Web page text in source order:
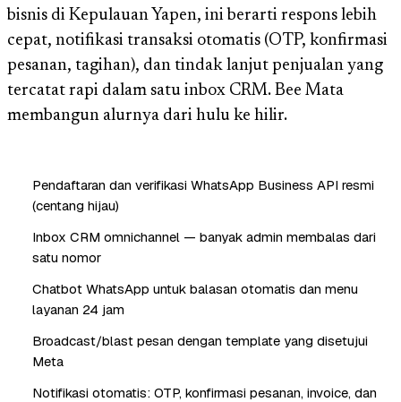
bisnis di Kepulauan Yapen, ini berarti respons lebih
cepat, notifikasi transaksi otomatis (OTP, konfirmasi
pesanan, tagihan), dan tindak lanjut penjualan yang
tercatat rapi dalam satu inbox CRM. Bee Mata
membangun alurnya dari hulu ke hilir.
Pendaftaran dan verifikasi WhatsApp Business API resmi
(centang hijau)
Inbox CRM omnichannel — banyak admin membalas dari
satu nomor
Chatbot WhatsApp untuk balasan otomatis dan menu
layanan 24 jam
Broadcast/blast pesan dengan template yang disetujui
Meta
Notifikasi otomatis: OTP, konfirmasi pesanan, invoice, dan